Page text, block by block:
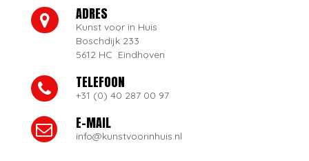
ADRES
Kunst voor in Huis
Boschdijk 233
5612 HC Eindhoven
TELEFOON
+31 (0) 40 287 00 97
E-MAIL
info@kunstvoorinhuis.nl